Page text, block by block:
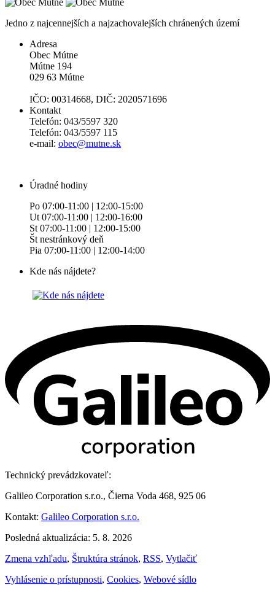
Jedno z najcennejších a najzachovalejších chránených území
Adresa
Obec Mútne
Mútne 194
029 63 Mútne
IČO: 00314668, DIČ: 2020571696
Kontakt
Telefón: 043/5597 320
Telefón: 043/5597 115
e-mail: obec@mutne.sk
Úradné hodiny
Po 07:00-11:00 | 12:00-15:00
Ut 07:00-11:00 | 12:00-16:00
St 07:00-11:00 | 12:00-15:00
Št nestránkový deň
Pia 07:00-11:00 | 12:00-14:00
Kde nás nájdete?
Technický prevádzkovateľ:
Galileo Corporation s.r.o., Čierna Voda 468, 925 06
Kontakt: Galileo Corporation s.r.o.
Posledná aktualizácia: 5. 8. 2026
Zmena vzhľadu, Štruktúra stránok, RSS, Vytlačiť
Vyhlásenie o prístupnosti, Cookies, Webové sídlo